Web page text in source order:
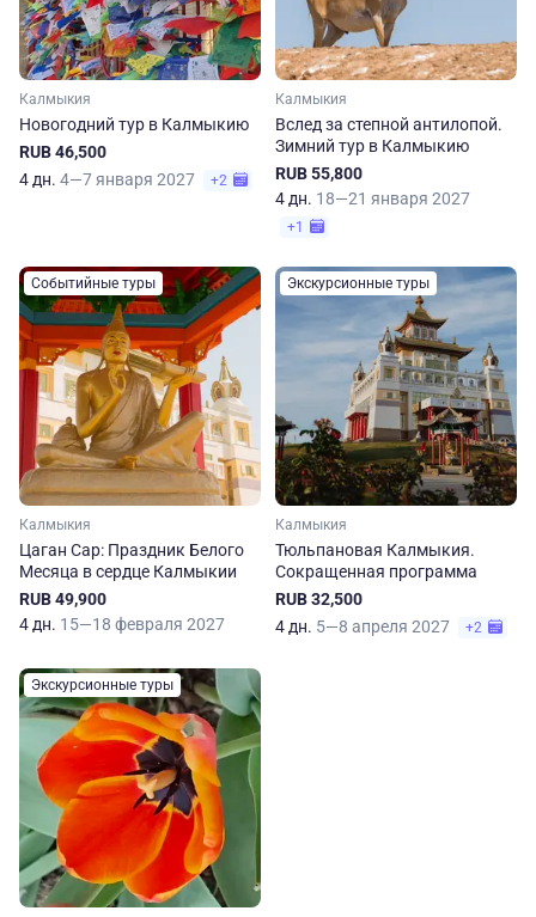
Калмыкия
Новогодний тур в Калмыкию
RUB 46,500
4 дн. 4—7 января 2027 +2
Калмыкия
Вслед за степной антилопой.
Зимний тур в Калмыкию
RUB 55,800
4 дн. 18—21 января 2027
+1
Событийные туры
Калмыкия
Цаган Сар: Праздник Белого
Месяца в сердце Калмыкии
RUB 49,900
4 дн. 15—18 февраля 2027
Экскурсионные туры
Калмыкия
Тюльпановая Калмыкия.
Сокращенная программа
RUB 32,500
4 дн. 5—8 апреля 2027 +2
Экскурсионные туры